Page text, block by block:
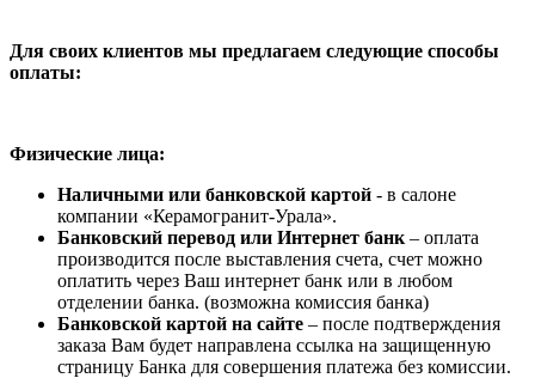
Для своих клиентов мы предлагаем следующие способы
оплаты:
Физические лица:
Наличными или банковской картой - в салоне
компании «Керамогранит-Урала».
Банковский перевод или Интернет банк – оплата
производится после выставления счета, счет можно
оплатить через Ваш интернет банк или в любом
отделении банка. (возможна комиссия банка)
Банковской картой на сайте – после подтверждения
заказа Вам будет направлена ссылка на защищенную
страницу Банка для совершения платежа без комиссии.